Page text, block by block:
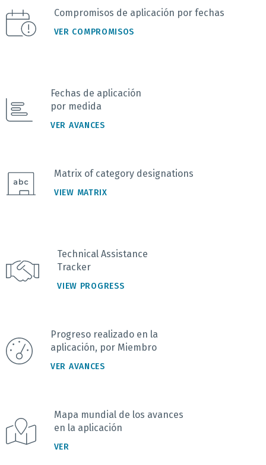
Compromisos de aplicación por fechas
VER COMPROMISOS
Fechas de aplicación
por medida
VER AVANCES
Matrix of category designations
VIEW MATRIX
Technical Assistance
Tracker
VIEW PROGRESS
Progreso realizado en la
aplicación, por Miembro
VER AVANCES
Mapa mundial de los avances
en la aplicación
VER